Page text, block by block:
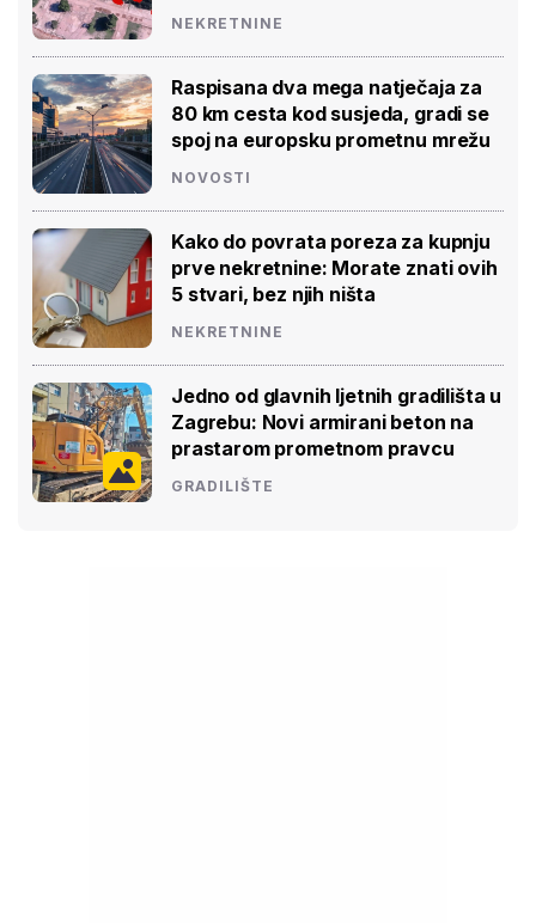
NEKRETNINE
Raspisana dva mega natječaja za
80 km cesta kod susjeda, gradi se
spoj na europsku prometnu mrežu
NOVOSTI
Kako do povrata poreza za kupnju
prve nekretnine: Morate znati ovih
5 stvari, bez njih ništa
NEKRETNINE
Jedno od glavnih ljetnih gradilišta u
Zagrebu: Novi armirani beton na
prastarom prometnom pravcu
GRADILIŠTE